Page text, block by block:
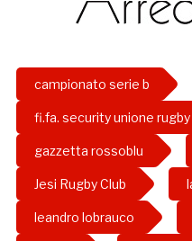
campionato serie b
fi.fa. security unione
gazzetta rossoblu
Jesi Rugby Club
leandro lobrauco